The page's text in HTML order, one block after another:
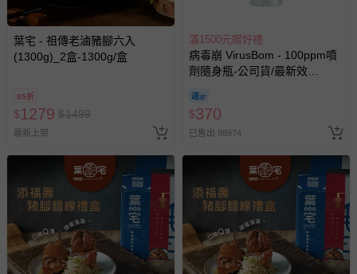
部分商品依據消費者保護法的規定，不適用七天鑑賞期/猶
豫期範圍：
易於腐敗、保存期限較短或解約時即將逾期（例如生鮮
客製化商品（例如客製生日書、姓名貼等）。
報紙、期刊或雜誌（惟書籍如經拆封、使用，則酌收整
經消費者拆封之影音商品或電腦軟體（例如 DVD、CD
等）。
非以有形媒介提供之數位內容或一經提供即為完成之線
上服務，經消費者事先同意始提供（例如線上課程、遊
戲或活動點數等）。
已拆封之以下類型商品：
葉宅 - 祖傳老滷豬腳六入
(1300g)_2盒-1300g/盒
85折
$1279 $1499
最新上架
滿1500元贈好禮
病毒崩 VirusBom - 100ppm噴
劑隨身瓶-公司貨/最新效
$370
已售出 98974